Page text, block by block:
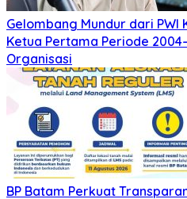
Gelombang Mundur dari PWI
Ketua Pertama Periode
Organisasi
BP Batam Perkuat